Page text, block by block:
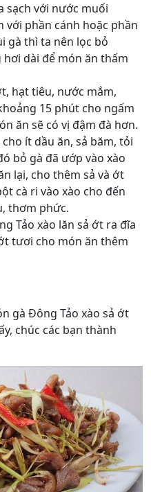
sạch với nước muối
với phần cánh hoặc phần
gà thì ta nên lọc bỏ
dài để món ăn thấm
hạt tiêu, nước mắm,
15 phút cho ngấm
ăn sẽ có vị đậm đà hơn.
ít dầu ăn, sả băm, tỏi
bỏ gà đã ướp vào xào
lại, cho thêm sả và ớt
cà ri vào xào cho đến
thơm phức.
Tảo xào lăn sả ớt ra đĩa
tươi cho món ăn thêm
gà Đông Tảo xào sả ớt
chúc các bạn thành